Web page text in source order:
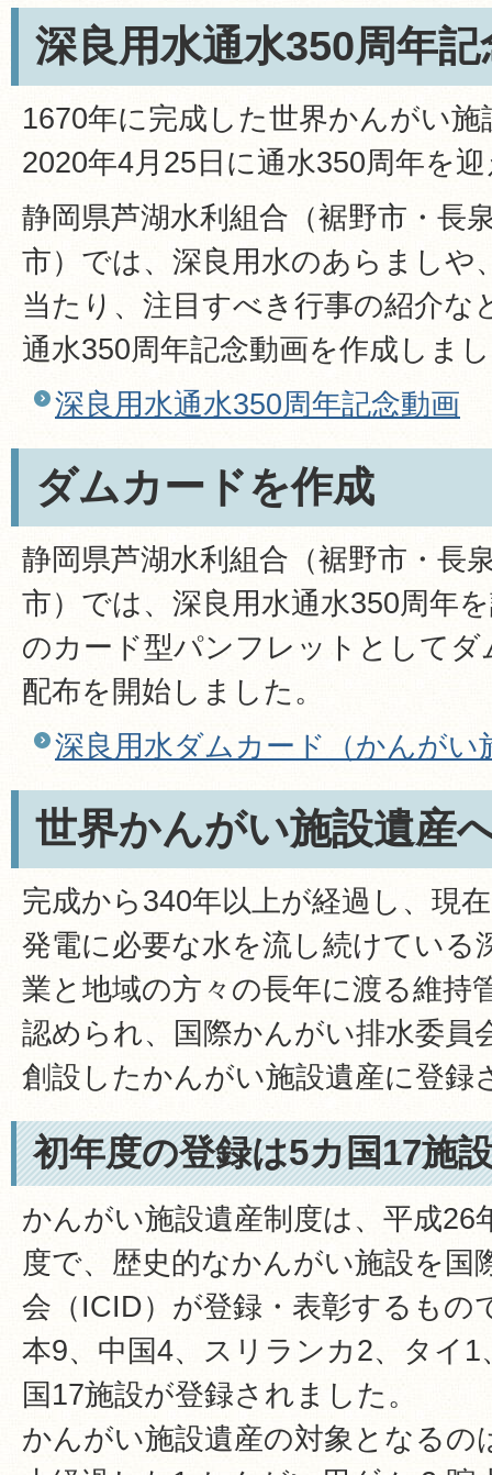
深良用水通水350周年記
1670年に完成した世界かんがい
2020年4月25日に通水350周年を
静岡県芦湖水利組合（裾野市・長
市）では、深良用水のあらましや
当たり、注目すべき行事の紹介な
通水350周年記念動画を作成しま
深良用水通水350周年記念動画
ダムカードを作成
静岡県芦湖水利組合（裾野市・長
市）では、深良用水通水350周年
のカード型パンフレットとして
配布を開始しました。
深良用水ダムカード（かんがい
世界かんがい施設遺産
完成から340年以上が経過し、現
発電に必要な水を流し続けている
業と地域の方々の長年に渡る維持
認められ、国際かんがい排水委員
創設したかんがい施設遺産に登録
初年度の登録は5カ国17施
かんがい施設遺産制度は、平成26
度で、歴史的なかんがい施設を国
会（ICID）が登録・表彰するもの
本9、中国4、スリランカ2、タイ
国17施設が登録されました。
かんがい施設遺産の対象となるの